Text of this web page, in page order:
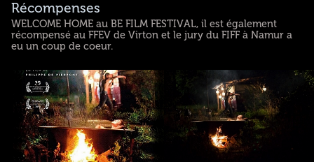
Récompenses
WELCOME HOME au BE FILM FESTIVAL, il est également
récompensé au FFEV de Virton et le jury du FIFF à Namur a
eu un coup de coeur.